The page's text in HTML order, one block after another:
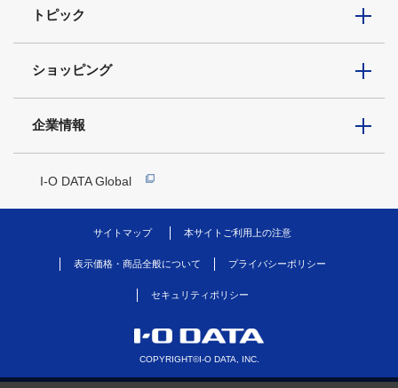
トピック
ショッピング
企業情報
I-O DATA Global
サイトマップ 本サイトご利用上の注意
表示価格・商品全般について プライバシーポリシー
セキュリティポリシー
COPYRIGHT©I-O DATA, INC.